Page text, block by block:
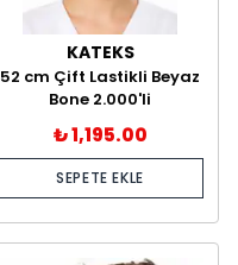
KATEKS
52 cm Çift Lastikli Beyaz
Bone 2.000'li
₺ 1,195.00
SEPETE EKLE